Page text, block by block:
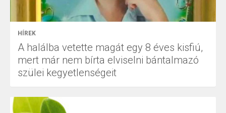
HÍREK
A halálba vetette magát egy 8 éves kisfiú,
mert már nem bírta elviselni bántalmazó
szülei kegyetlenségeit